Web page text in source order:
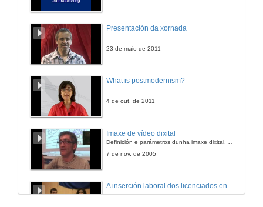
Presentación da xornada
23 de maio de 2011
What is postmodernism?
4 de out. de 2011
Imaxe de vídeo dixital
Definición e parámetros dunha imaxe dixital. Resolución e Aspecto. Profundidade da cor. Compresión. Frame por segundo. Entrelazado. Campos, cadros
7 de nov. de 2005
A inserción laboral dos licenciados en Ciencias do Mar: a carreira investigadora